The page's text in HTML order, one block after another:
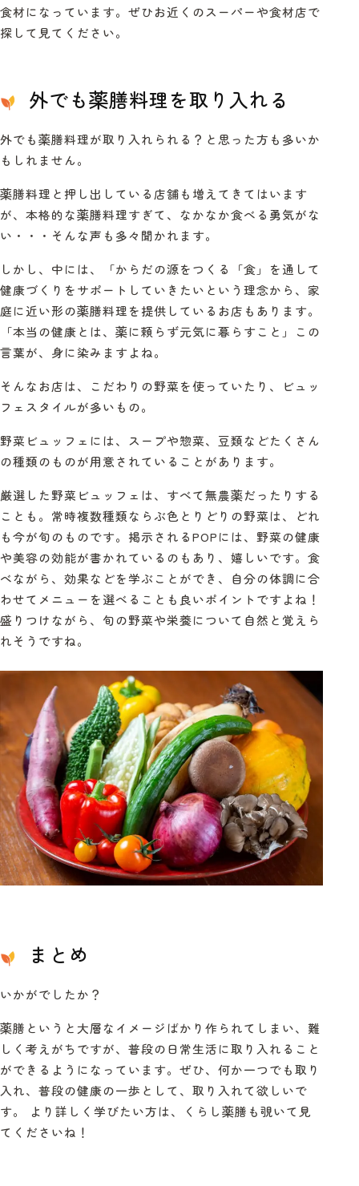
食材になっています。 ぜひお近くのスーパーや食材店で
探して見てください。
外でも薬膳料理を取り入れる
外でも薬膳料理が取り入れられる？と思った方も多いか
もしれません。
薬膳料理と押し出している店舗も増えてきてはいます
が、本格的な薬膳料理すぎて、なかなか食べる勇気がな
い・・・そんな声も多々聞かれます。
しかし、中には、
「からだの源をつくる「食」を通して
健康づくりをサポートしていきたいという理念から、家
庭に近い形の薬膳料理を提供しているお店もあります。
「本当の健康とは、薬に頼らず元気に暮らすこと」この
言葉が、身に染みますよね。
そんなお店は、こだわりの野菜を使っていたり、ビュッ
フェスタイルが多いもの。
野菜ビュッフェには、スープや惣菜、豆類などたくさん
の種類のものが用意されていることがあります。
厳選した野菜ビュッフェは、すべて無農薬だったりする
ことも。常時複数種類ならぶ色とりどりの野菜は、どれ
も今が旬のものです。掲示されるPOPには、野菜の健康
や美容の効能が書かれているのもあり、嬉しいです。食
べながら、効果などを学ぶことができ、自分の体調に合
わせてメニューを選べることも良いポイントですよね！
盛りつけながら、旬の野菜や栄養について自然と覚えら
れそうですね。
まとめ
いかがでしたか？
薬膳というと大層なイメージばかり作られてしまい、難
しく考えがちですが、普段の日常生活に取り入れること
ができるようになっています。 ぜひ、何か一つでも取り
入れ、普段の健康の一歩として、取り入れて欲しいで
す。
より詳しく学びたい方は、くらし薬膳も覗いて見
てくださいね！